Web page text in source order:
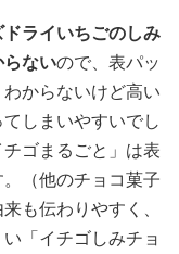
ライいちごのしみ
ないので、表パッ
からないけど高い
しまいやすいでし
ゴまるごと」は表
（他のチョコ菓子
も伝わりやすく、
「イチゴしみチョ